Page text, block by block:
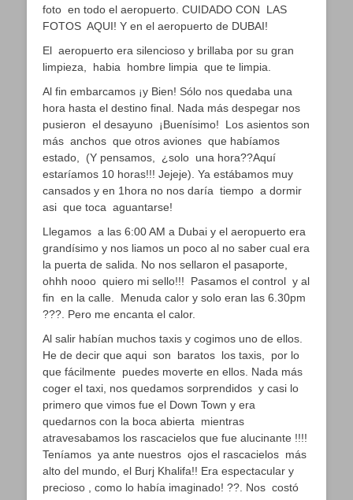
foto en todo el aeropuerto. CUIDADO CON LAS
FOTOS AQUI! Y en el aeropuerto de DUBAI!
El aeropuerto era silencioso y brillaba por su gran
limpieza, habia hombre limpia que te limpia.
Al fin embarcamos ¡y Bien! Sólo nos quedaba una
hora hasta el destino final. Nada más despegar nos
pusieron el desayuno ¡Buenísimo! Los asientos son
más anchos que otros aviones que habíamos
estado, (Y pensamos, ¿solo una hora??Aquí
estaríamos 10 horas!!! Jejeje). Ya estábamos muy
cansados y en 1hora no nos daría tiempo a dormir
asi que toca aguantarse!
Llegamos a las 6:00 AM a Dubai y el aeropuerto era
grandísimo y nos liamos un poco al no saber cual era
la puerta de salida. No nos sellaron el pasaporte,
ohhh nooo quiero mi sello!!! Pasamos el control y al
fin en la calle. Menuda calor y solo eran las 6.30pm
???. Pero me encanta el calor.
Al salir habían muchos taxis y cogimos uno de ellos.
He de decir que aqui son baratos los taxis, por lo
que fácilmente puedes moverte en ellos. Nada más
coger el taxi, nos quedamos sorprendidos y casi lo
primero que vimos fue el Down Town y era
quedarnos con la boca abierta mientras
atravesabamos los rascacielos que fue alucinante !!!!
Teníamos ya ante nuestros ojos el rascacielos más
alto del mundo, el Burj Khalifa!! Era espectacular y
precioso , como lo había imaginado! ??. Nos costó